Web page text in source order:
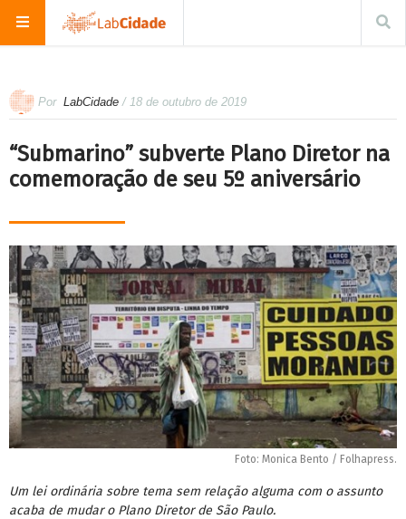
Por LabCidade / 18 de outubro de 2019
“Submarino” subverte Plano Diretor na
comemoração de seu 5º aniversário
Foto: Monica Bento / Folhapress.
Um lei ordinária sobre tema sem relação alguma com o assunto
acaba de mudar o Plano Diretor de São Paulo.